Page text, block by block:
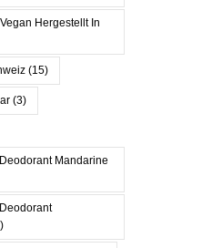
Hergestellt In
(15)
(3)
Mandarine